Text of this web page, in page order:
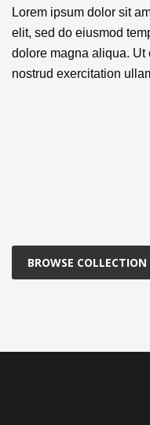
Lorem ipsum dolor sit
elit, sed do eiusmod
dolore magna aliqua.
nostrud exercitation
BROWSE COLLECTION